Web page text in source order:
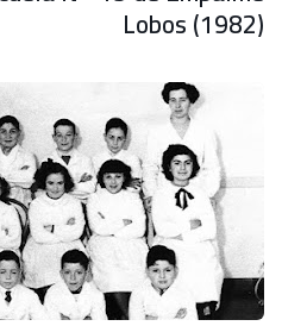
Lobos (1982)